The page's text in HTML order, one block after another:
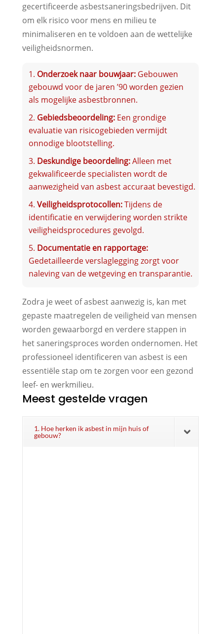
gecertificeerde asbestsaneringsbedrijven. Dit
om elk risico voor mens en milieu te
minimaliseren en te voldoen aan de wettelijke
veiligheidsnormen.
Onderzoek naar bouwjaar:Gebouwen
gebouwd voor de jaren ’90 worden gezien
als mogelijke asbestbronnen.
Gebiedsbeoordeling:Een grondige
evaluatie van risicogebieden vermijdt
onnodige blootstelling.
Deskundige beoordeling:Alleen met
gekwalificeerde specialisten wordt de
aanwezigheid van asbest accuraat bevestigd.
Veiligheidsprotocollen:Tijdens de
identificatie en verwijdering worden strikte
veiligheidsprocedures gevolgd.
Documentatie en rapportage:
Gedetailleerde verslaglegging zorgt voor
naleving van de wetgeving en transparantie.
Zodra je weet of asbest aanwezig is, kan met
gepaste maatregelen de veiligheid van mensen
worden gewaarborgd en verdere stappen in
het saneringsproces worden ondernomen. Het
professioneel identificeren van asbest is een
essentiële stap om te zorgen voor een gezond
leef- en werkmilieu.
Meest gestelde vragen
1. Hoe herken ik asbest in mijn huis of
gebouw?